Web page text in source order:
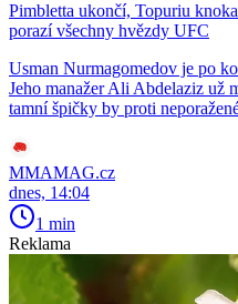
Pimbletta ukončí, Topuriu
porazí všechny hvězdy UFC
Usman Nurmagomedov je po
Jeho manažer Ali Abdelaziz už
tamní špičky by proti
MMAMAG.cz
dnes, 14:04
1 min
Reklama